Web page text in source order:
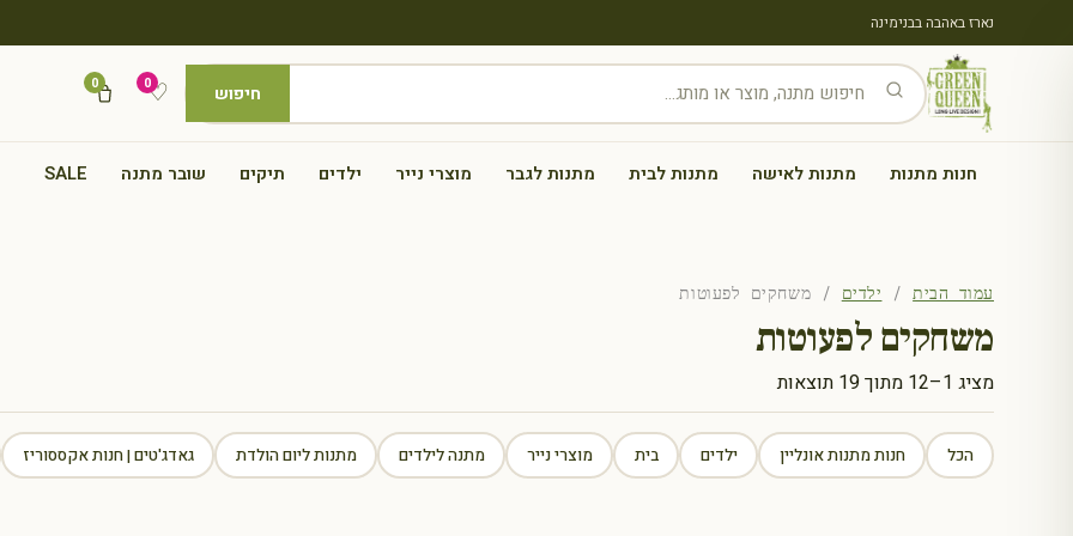
נארז באהבה בבנימינה
חיפוש ♡
0
0
חנות מתנות מתנות לאישה מתנות לבית מתנות לגבר מוצרי נייר ילדים תיקים שובר מתנה SALE
עמוד הבית/ ילדים / משחקים לפעוטות
משחקים לפעוטות
מציג 1–12 מתוך 19 תוצאות
ממוין
לפי
הפריט
העדכני
הכל חנות מתנות אונליין ילדים בית מוצרי נייר מתנה לילדים מתנות ליום הולדת גאדג'טים | חנות אקססוריז